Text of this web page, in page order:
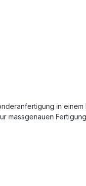
in
massgenauen